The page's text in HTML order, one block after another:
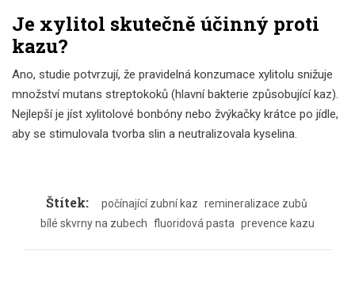
Je xylitol skutečně účinný proti
kazu?
Ano, studie potvrzují, že pravidelná konzumace xylitolu snižuje
množství mutans streptokoků (hlavní bakterie způsobující kaz).
Nejlepší je jíst xylitolové bonbóny nebo žvýkačky krátce po jídle,
aby se stimulovala tvorba slin a neutralizovala kyselina.
Štítek: počínající zubní kaz remineralizace zubů
bílé skvrny na zubech fluoridová pasta prevence kazu